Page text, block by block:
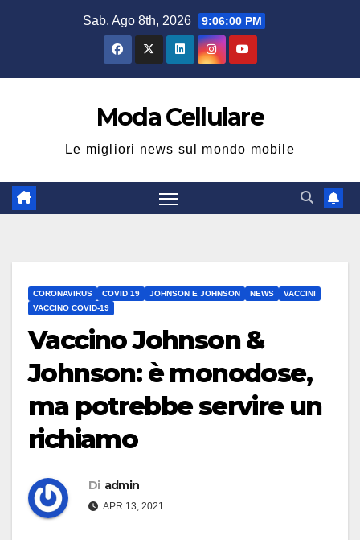
Sab. Ago 8th, 2026 9:06:01 PM
Moda Cellulare
Le migliori news sul mondo mobile
CORONAVIRUS COVID 19 JOHNSON E JOHNSON NEWS
VACCINI
VACCINO COVID-19
Vaccino Johnson &
Johnson: è monodose,
ma potrebbe servire un
richiamo
Di admin
APR 13, 2021